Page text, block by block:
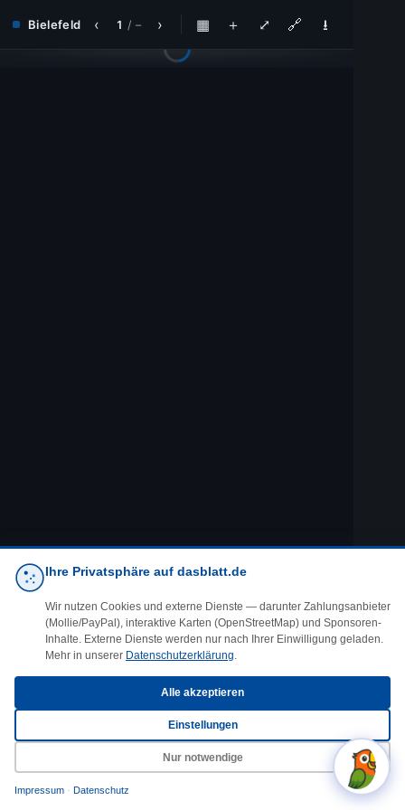
Bielefeld ‹ 1 / – › ▦ ＋ ⤢ 🔗 ⭳
Ihre Privatsphäre auf dasblatt.de
Wir nutzen Cookies und externe Dienste — darunter Zahlungsanbieter
(Mollie/PayPal), interaktive Karten (OpenStreetMap) und Sponsoren-
Inhalte. Externe Dienste werden nur nach Ihrer Einwilligung geladen.
Mehr in unserer Datenschutzerklärung.
Alle akzeptieren
Einstellungen
Nur notwendige
Impressum · Datenschutz